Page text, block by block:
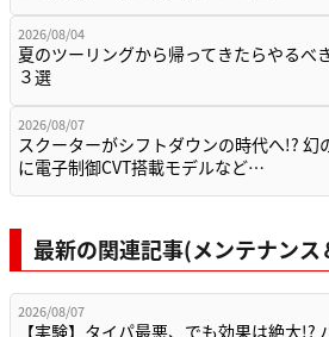
2026/08/04
夏のツーリングから帰ってきたらやるべ
３選
2026/08/07
スクーターがシフトダウンの時代へ!? 幻
に電子制御CVT搭載モデルなど…
最新の関連記事(メンテナンス
2026/08/07
【実験】タイパ最悪、でも効果は絶大!?